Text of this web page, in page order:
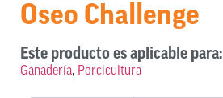
Oseo Challenge
Este producto es aplicable para:
Ganadería, Porcicultura